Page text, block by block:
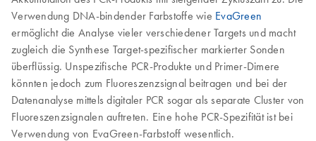
Verwendung DNA-bindender Farbstoffe wie EvaGreen
ermöglicht die Analyse vieler verschiedener Targets und macht
zugleich die Synthese Target-spezifischer markierter Sonden
überflüssig. Unspezifische PCR-Produkte und Primer-Dimere
könnten jedoch zum Fluoreszenzsignal beitragen und bei der
Datenanalyse mittels digitaler PCR sogar als separate Cluster von
Fluoreszenzsignalen auftreten. Eine hohe PCR-Spezifität ist bei
Verwendung von EvaGreen-Farbstoff wesentlich.